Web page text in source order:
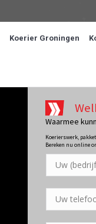
Koerier Groningen
Waarmee
Koerierswerk,
Bereken nu online